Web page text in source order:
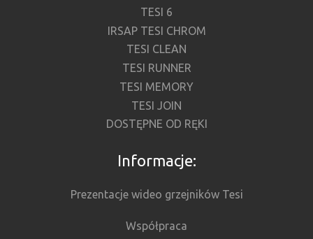
TESI 6
IRSAP TESI CHROM
TESI CLEAN
TESI RUNNER
TESI MEMORY
TESI JOIN
DOSTĘPNE OD RĘKI
Informacje:
Prezentacje wideo grzejników Tesi
Współpraca